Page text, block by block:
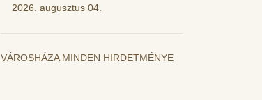
2026. augusztus 04.
VÁROSHÁZA MINDEN HIRDETMÉNYE